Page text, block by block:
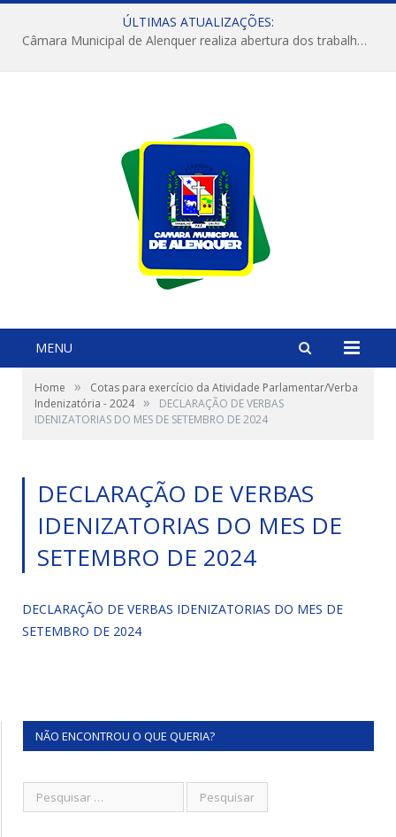
ÚLTIMAS ATUALIZAÇÕES:
Câmara Municipal de Alenquer realiza abertura dos trabalhos do 4º Período Legislativo
MENU
Home »
Cotas para exercício da Atividade Parlamentar/Verba
Indenizatória - 2024 »
DECLARAÇÃO DE VERBAS
IDENIZATORIAS DO MES DE SETEMBRO DE 2024
DECLARAÇÃO DE VERBAS
IDENIZATORIAS DO MES DE
SETEMBRO DE 2024
DECLARAÇÃO DE VERBAS IDENIZATORIAS DO MES DE
SETEMBRO DE 2024
NÃO ENCONTROU O QUE QUERIA?